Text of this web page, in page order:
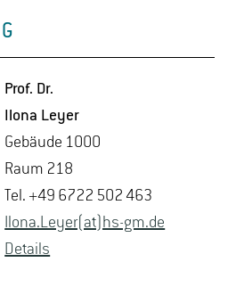
Prof. Dr.
Ilona Leyer
Ge­bäu­de 1000
Raum 218
Tel. +49 6722 502 463
Ilona.​Leyer(at)hs-​gm.​de
De­tails